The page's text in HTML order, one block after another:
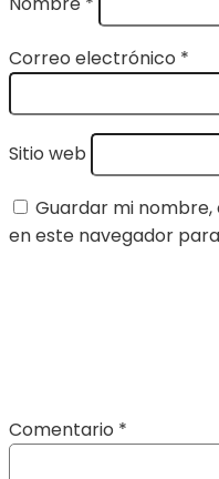
Correo electrónico *
Sitio web
Guardar mi
en este navegador
Comentario *